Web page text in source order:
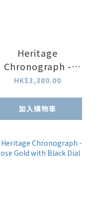
Heritage
Chronograph -
Stainless Steel and
HK$3,380.00
加入購物車